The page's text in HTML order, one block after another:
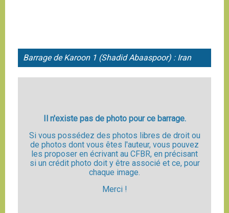
Barrage de Karoon 1 (Shadid Abaaspoor) : Iran
Il n'existe pas de photo pour ce barrage.
Si vous possédez des photos libres de droit ou
de photos dont vous êtes l'auteur, vous pouvez
les proposer en écrivant au CFBR, en précisant
si un crédit photo doit y être associé et ce, pour
chaque image.
Merci !